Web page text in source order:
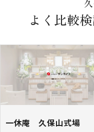
よく比較
一休庵 久保山式場